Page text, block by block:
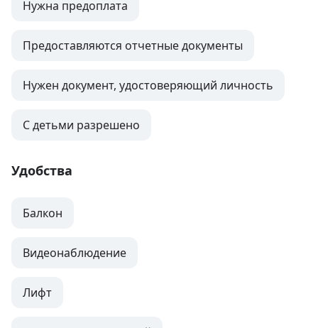
Нужна предоплата
Предоставляются отчетные документы
Нужен документ, удостоверяющий личность
С детьми разрешено
Удобства
Балкон
Видеонаблюдение
Лифт